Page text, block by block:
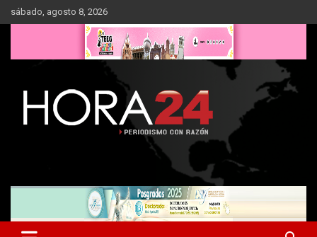
Saltar
al
sábado, agosto 8, 2026